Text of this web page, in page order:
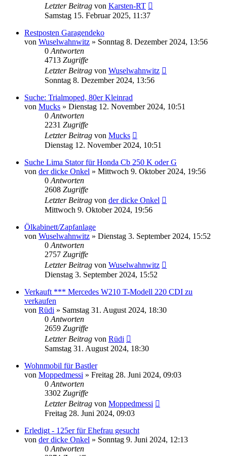
Letzter Beitrag von Karsten-RT
Samstag 15. Februar 2025, 11:37
Restposten Garagendeko
von Wuselwahnwitz » Sonntag 8. Dezember 2024, 13:56
0 Antworten
4713 Zugriffe
Letzter Beitrag von Wuselwahnwitz
Sonntag 8. Dezember 2024, 13:56
Suche: Trialmoped, 80er Kleinrad
von Mucks » Dienstag 12. November 2024, 10:51
0 Antworten
2231 Zugriffe
Letzter Beitrag von Mucks
Dienstag 12. November 2024, 10:51
Suche Lima Stator für Honda Cb 250 K oder G
von der dicke Onkel » Mittwoch 9. Oktober 2024, 19:56
0 Antworten
2608 Zugriffe
Letzter Beitrag von der dicke Onkel
Mittwoch 9. Oktober 2024, 19:56
Ölkabinett/Zapfanlage
von Wuselwahnwitz » Dienstag 3. September 2024, 15:52
0 Antworten
2757 Zugriffe
Letzter Beitrag von Wuselwahnwitz
Dienstag 3. September 2024, 15:52
Verkauft *** Mercedes W210 T-Modell 220 CDI zu
verkaufen
von Rüdi » Samstag 31. August 2024, 18:30
0 Antworten
2659 Zugriffe
Letzter Beitrag von Rüdi
Samstag 31. August 2024, 18:30
Wohnmobil für Bastler
von Moppedmessi » Freitag 28. Juni 2024, 09:03
0 Antworten
3302 Zugriffe
Letzter Beitrag von Moppedmessi
Freitag 28. Juni 2024, 09:03
Erledigt - 125er für Ehefrau gesucht
von der dicke Onkel » Sonntag 9. Juni 2024, 12:13
0 Antworten